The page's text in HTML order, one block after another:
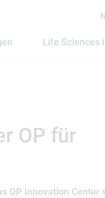
Life Sciences
OP für
OP Innovation Center